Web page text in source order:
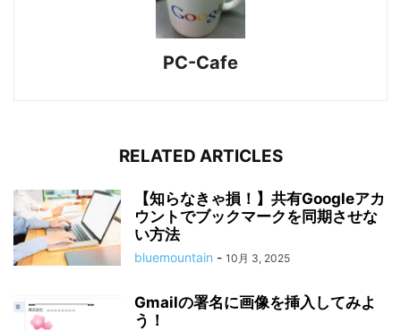
PC-Cafe
RELATED ARTICLES
【知らなきゃ損！】共有Googleアカ
ウントでブックマークを同期させな
い方法
bluemountain - 10月 3, 2025
Gmailの署名に画像を挿入してみよ
う！